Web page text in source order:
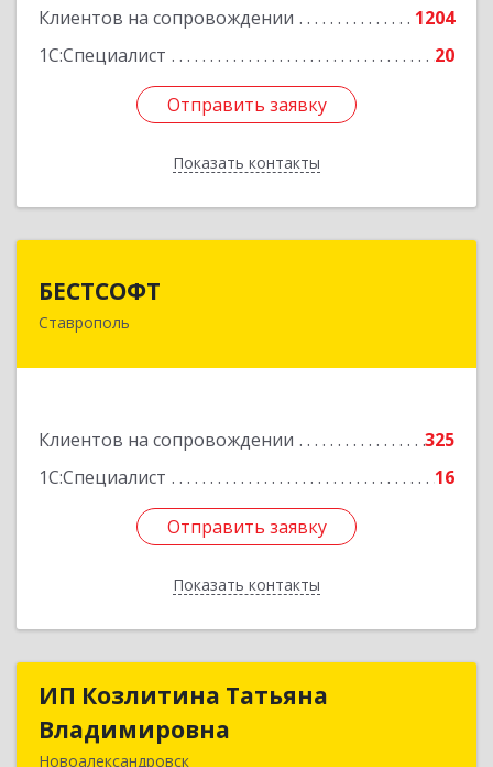
Клиентов на сопровождении
1204
1С:Специалист
20
Отправить заявку
Показать контакты
Отправить заявку
Назад
БЕСТСОФТ
Ставрополь
Клиентов на сопровождении
325
1С:Специалист
16
Отправить заявку
Показать контакты
355011, Ставропольский край, Ставрополь г,
Отправить заявку
Назад
ИП Козлитина Татьяна
Владимировна
Новоалександровск
ИП Козлитина Татьяна